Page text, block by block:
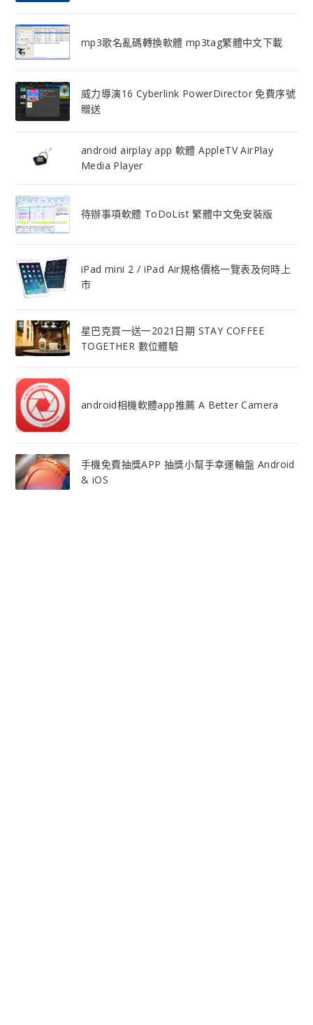
mp3歌名亂碼轉換軟體 mp3tag繁體中文下載
威力導演16 Cyberlink PowerDirector 免費序號
贈送
android airplay app 軟體 AppleTV AirPlay
Media Player
待辦事項軟體 ToDoList 繁體中文免安裝版
iPad mini 2 / iPad Air規格價格一覽表及何時上
市
星巴克買一送一2021日期 STAY COFFEE
TOGETHER 數位體驗
android相機軟體app推薦 A Better Camera
手機免費抽獎APP 抽獎小幫手幸運輪盤 Android
& iOS